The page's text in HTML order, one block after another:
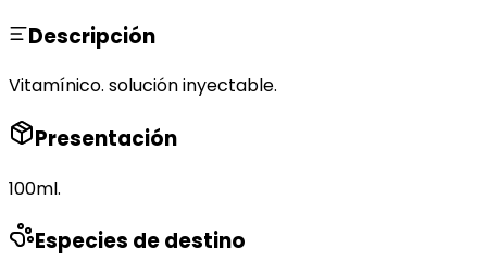
Descripción
Vitamínico. solución inyectable.
Presentación
100ml.
Especies de destino